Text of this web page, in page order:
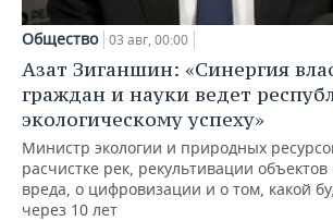
Общество 03 авг, 00:00
Азат Зиганшин: «Синергия
граждан и науки ведет
экологическому успеху»
Министр экологии и природных
расчистке рек, рекультивации
вреда, о цифровизации и о том, какой
через 10 лет